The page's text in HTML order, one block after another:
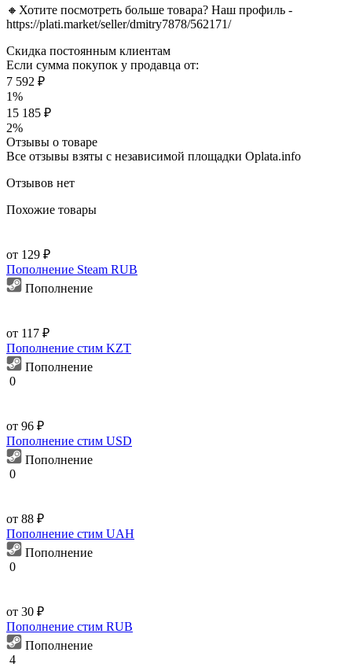
🔸Хотите посмотреть больше товара? Наш профиль -
https://plati.market/seller/dmitry7878/562171/
Скидка постоянным клиентам
Если сумма покупок у продавца от:
7 592 ₽
1%
15 185 ₽
2%
Отзывы о товаре
Все отзывы взяты с независимой площадки Oplata.info
Отзывов нет
Похожие товары
от 129 ₽
Пополнение Steam RUB
Пополнение
от 117 ₽
Пополнение стим KZT
Пополнение
0
от 96 ₽
Пополнение стим USD
Пополнение
0
от 88 ₽
Пополнение стим UAH
Пополнение
0
от 30 ₽
Пополнение стим RUB
Пополнение
4